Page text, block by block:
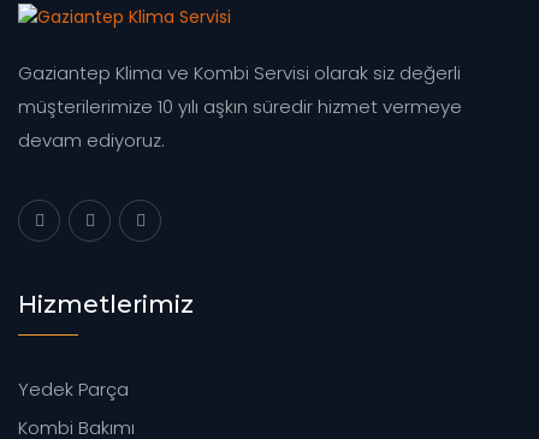
Gaziantep Klima ve Kombi Servisi olarak siz değerli
müşterilerimize 10 yılı aşkın süredir hizmet vermeye
devam ediyoruz.
Hizmetlerimiz
Yedek Parça
Kombi Bakımı